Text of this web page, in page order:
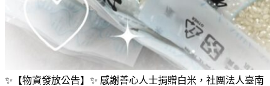
✨【物資發放公告】✨ 感謝善心人士捐贈白米，社團法人臺南